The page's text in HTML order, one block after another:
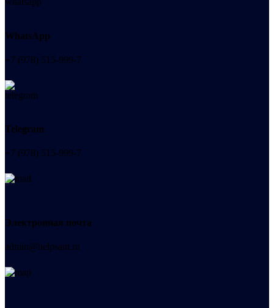
WhatsApp
+7 (978) 515-999-7
Telegram
+7 (978) 515-999-7
Электронная почта
admin@helpsant.ru